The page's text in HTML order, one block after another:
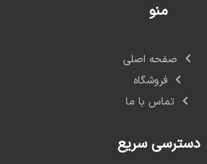
منو
صفحه اصلی
فروشگاه
تماس با ما
دسترسی سریع